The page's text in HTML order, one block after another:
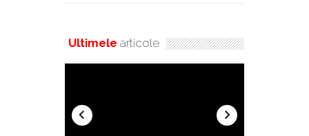
Ultimele articole